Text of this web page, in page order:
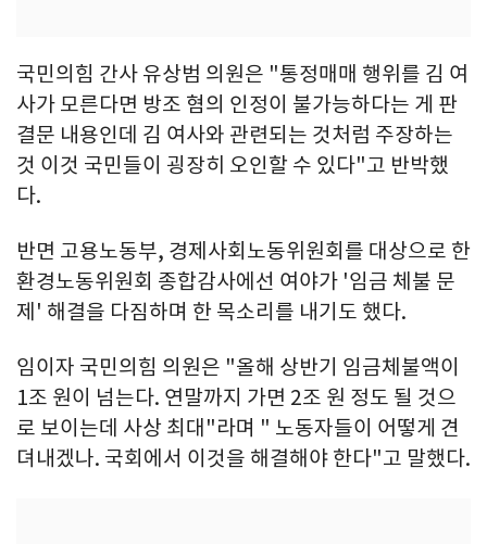
국민의힘 간사 유상범 의원은 "통정매매 행위를 김 여
사가 모른다면 방조 혐의 인정이 불가능하다는 게 판
결문 내용인데 김 여사와 관련되는 것처럼 주장하는
것 이것 국민들이 굉장히 오인할 수 있다"고 반박했
다.
반면 고용노동부, 경제사회노동위원회를 대상으로 한
환경노동위원회 종합감사에선 여야가 '임금 체불 문
제' 해결을 다짐하며 한 목소리를 내기도 했다.
임이자 국민의힘 의원은 "올해 상반기 임금체불액이
1조 원이 넘는다. 연말까지 가면 2조 원 정도 될 것으
로 보이는데 사상 최대"라며 " 노동자들이 어떻게 견
뎌내겠나. 국회에서 이것을 해결해야 한다"고 말했다.